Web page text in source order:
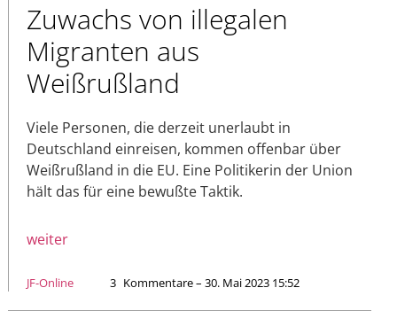
Zuwachs von illegalen
Migranten aus
Weißrußland
Viele Personen, die derzeit unerlaubt in
Deutschland einreisen, kommen offenbar über
Weißrußland in die EU. Eine Politikerin der Union
hält das für eine bewußte Taktik.
weiter
JF-Online 3 Kommentare – 30. Mai 2023 15:52